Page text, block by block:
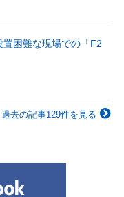
置困難な現場での「F2
過去の記事129件を見る